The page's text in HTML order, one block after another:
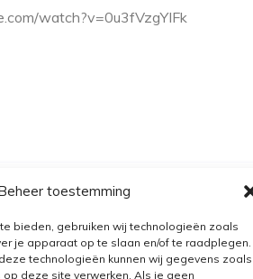
toestemming
bieden, gebruiken wij technologieën zoals
je apparaat op te slaan en/of te raadplegen.
technologieën kunnen wij gegevens zoals
deze site verwerken. Als je geen
watch?v=0u3fVzgYIFk